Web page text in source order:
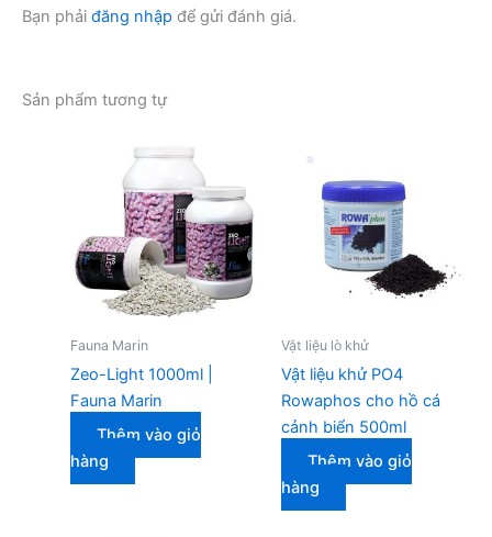
Bạn phải đăng nhập để gửi đánh giá.
Sản phẩm tương tự
Fauna Marin
Zeo-Light 1000ml |
Fauna Marin
Thêm vào giỏ
hàng
Vật liệu lò khử
Vật liệu khử PO4
Rowaphos cho hồ cá
cảnh biển 500ml
Thêm vào giỏ
hàng